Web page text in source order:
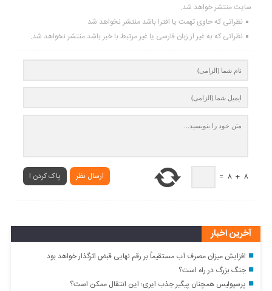
سایت منتشر خواهد شد.
نظراتی که حاوی تهمت یا افترا باشد منتشر نخواهد شد.
نظراتی که به غیر از زبان فارسی یا غیر مرتبط با خبر باشد منتشر نخواهد شد.
ارسال نظر پاک کردن ! 8
+
8
=
آخرین اخبار
افزایش میزان مصرف آب مستقیماً بر رقم نهایی قبض اثرگذار خواهد بود
جنگ بزرگ در راه است؟
پرسپولیس همچنان پیگیر جذب ایری؛ این انتقال ممکن است؟